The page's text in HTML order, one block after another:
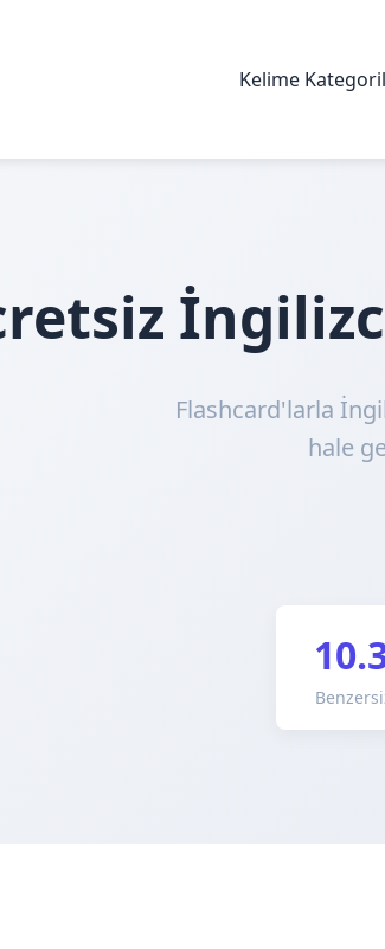
Kelime
Flashcard'larla
hale